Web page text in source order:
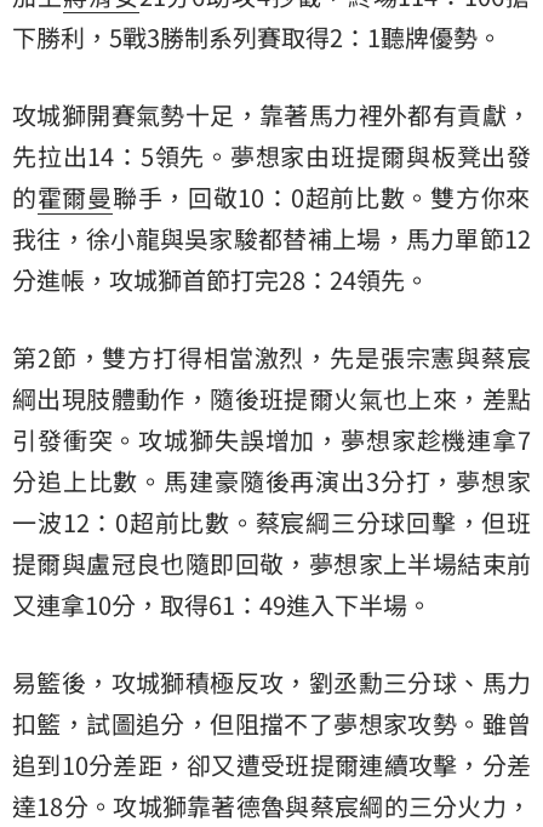
下勝利，5戰3勝制系列賽取得2：1聽牌優勢。
攻城獅開賽氣勢十足，靠著馬力裡外都有貢獻，
先拉出14：5領先。夢想家由班提爾與板凳出發
的霍爾曼聯手，回敬10：0超前比數。雙方你來
我往，徐小龍與吳家駿都替補上場，馬力單節12
分進帳，攻城獅首節打完28：24領先。
第2節，雙方打得相當激烈，先是張宗憲與蔡宸
綱出現肢體動作，隨後班提爾火氣也上來，差點
引發衝突。攻城獅失誤增加，夢想家趁機連拿7
分追上比數。馬建豪隨後再演出3分打，夢想家
一波12：0超前比數。蔡宸綱三分球回擊，但班
提爾與盧冠良也隨即回敬，夢想家上半場結束前
又連拿10分，取得61：49進入下半場。
易籃後，攻城獅積極反攻，劉丞勳三分球、馬力
扣籃，試圖追分，但阻擋不了夢想家攻勢。雖曾
追到10分差距，卻又遭受班提爾連續攻擊，分差
達18分。攻城獅靠著德魯與蔡宸綱的三分火力，